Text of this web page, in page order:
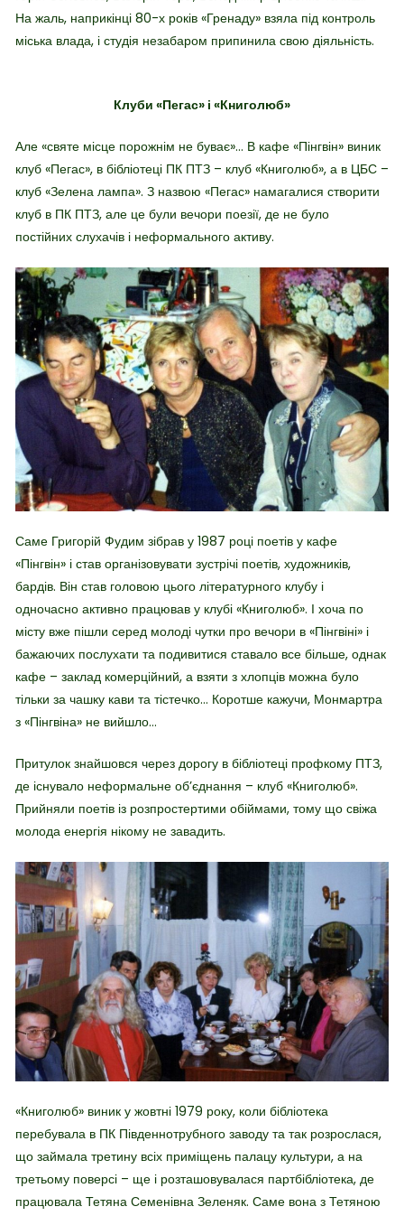
На жаль, наприкінці 80-х років «Гренаду» взяла під контроль
міська влада, і студія незабаром припинила свою діяльність.
Клуби «Пегас» і «Книголюб»
Але «святе місце порожнім не буває»… В кафе «Пінгвін» виник
клуб «Пегас», в бібліотеці ПК ПТЗ – клуб «Книголюб», а в ЦБС –
клуб «Зелена лампа». З назвою «Пегас» намагалися створити
клуб в ПК ПТЗ, але це були вечори поезії, де не було
постійних слухачів і неформального активу.
Саме Григорій Фудим зібрав у 1987 році поетів у кафе
«Пінгвін» і став організовувати зустрічі поетів, художників,
бардів. Він став головою цього літературного клубу і
одночасно активно працював у клубі «Книголюб». І хоча по
місту вже пішли серед молоді чутки про вечори в «Пінгвіні» і
бажаючих послухати та подивитися ставало все більше, однак
кафе – заклад комерційний, а взяти з хлопців можна було
тільки за чашку кави та тістечко… Коротше кажучи, Монмартра
з «Пінгвіна» не вийшло…
Притулок знайшовся через дорогу в бібліотеці профкому ПТЗ,
де існувало неформальне об’єднання – клуб «Книголюб».
Прийняли поетів із розпростертими обіймами, тому що свіжа
молода енергія нікому не завадить.
«Книголюб» виник у жовтні 1979 року, коли бібліотека
перебувала в ПК Південнотрубного заводу та так розрослася,
що займала третину всіх приміщень палацу культури, а на
третьому поверсі – ще і розташовувалася партбібліотека, де
працювала Тетяна Семенівна Зеленяк. Саме вона з Тетяною